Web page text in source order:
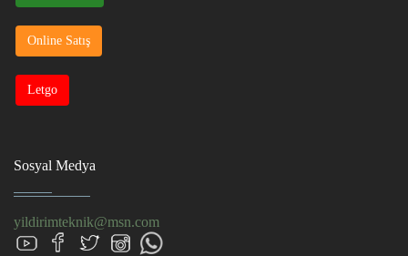
Online Satış
Letgo
Sosyal Medya
yildirimteknik@msn.com